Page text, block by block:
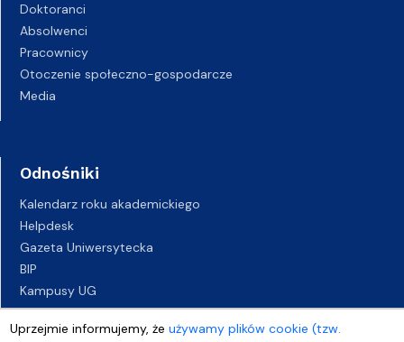
Uprzejmie informujemy, żeużywamy plików cookie (tzw.
Doktoranci
Absolwenci
Pracownicy
Otoczenie społeczno-gospodarcze
Media
Odnośniki
Kalendarz roku akademickiego
Helpdesk
Gazeta Uniwersytecka
BIP
Kampusy UG
Biuro Karier UG
Oferty pracy